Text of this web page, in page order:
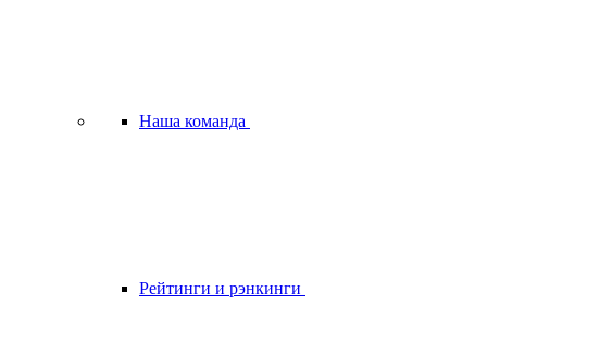
Наша команда
Рейтинги и рэнкинги